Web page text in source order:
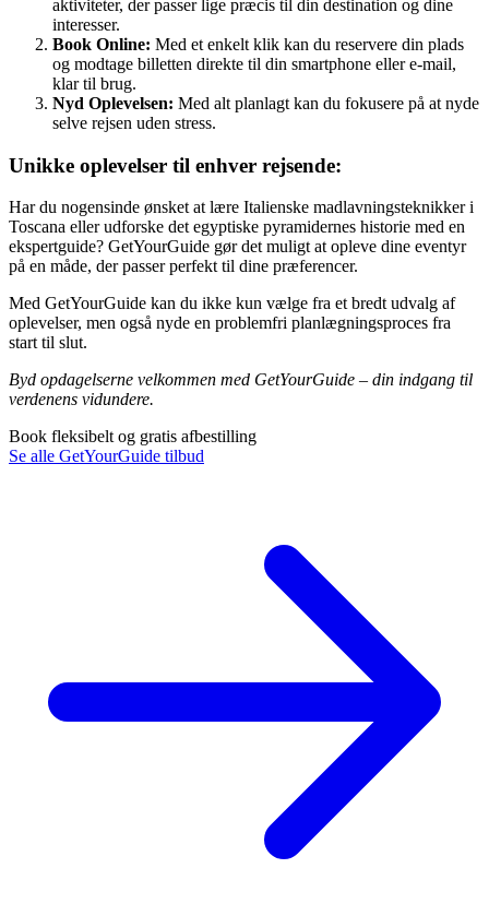
aktiviteter, der passer lige præcis til din destination og dine
interesser.
Book Online: Med et enkelt klik kan du reservere din plads
og modtage billetten direkte til din smartphone eller e-mail,
klar til brug.
Nyd Oplevelsen: Med alt planlagt kan du fokusere på at nyde
selve rejsen uden stress.
Unikke oplevelser til enhver rejsende:
Har du nogensinde ønsket at lære Italienske madlavningsteknikker i
Toscana eller udforske det egyptiske pyramidernes historie med en
ekspertguide? GetYourGuide gør det muligt at opleve dine eventyr
på en måde, der passer perfekt til dine præferencer.
Med GetYourGuide kan du ikke kun vælge fra et bredt udvalg af
oplevelser, men også nyde en problemfri planlægningsproces fra
start til slut.
Byd opdagelserne velkommen med GetYourGuide – din indgang til
verdenens vidundere.
Book fleksibelt og gratis afbestilling
Se alle GetYourGuide tilbud